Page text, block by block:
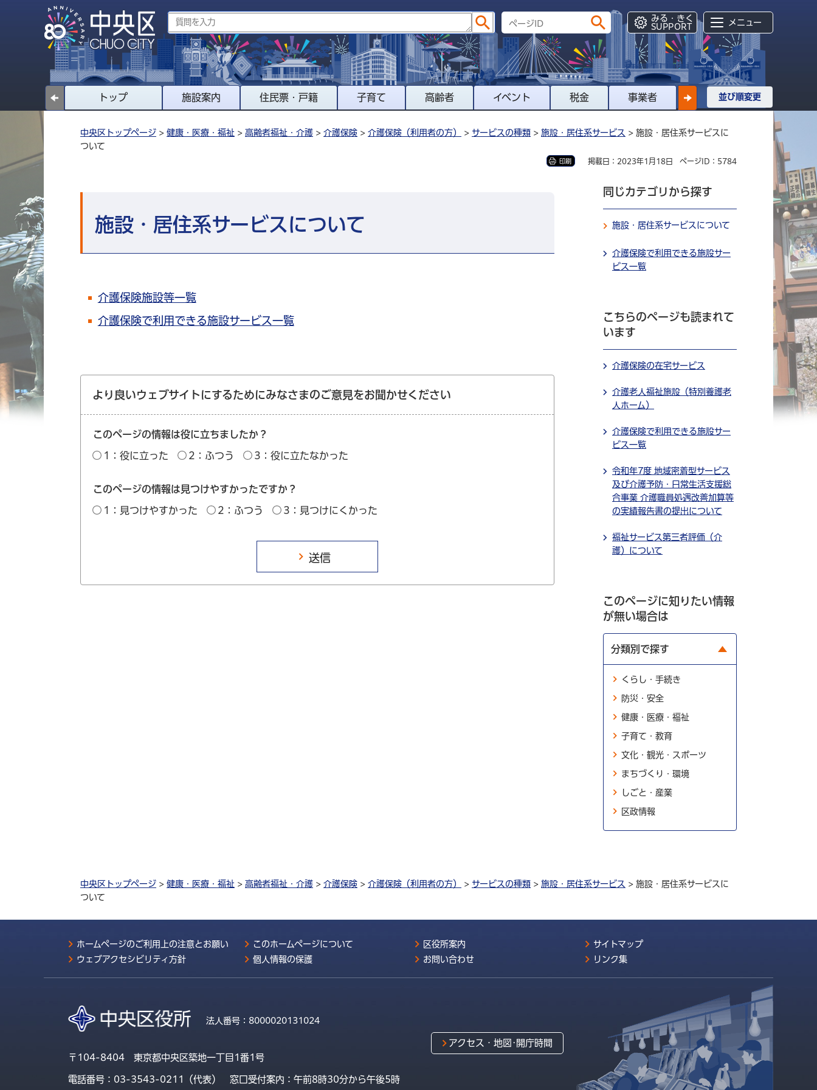
みる・きく
SUPPORT
メニュー
トップ 施設案内 住民票・戸籍 子育て 高齢者 イベント 税金 事業者 並び順変更
中央区トップページ > 健康・医療・福祉 > 高齢者福祉・介護 > 介護保険 > 介護保険（利用者の方） > サービスの種類 > 施設・居住系サービス > 施設・居住系サービスに
ついて
印刷 掲載日：2023年1月18日 ページID：5784
施設・居住系サービスについて
介護保険施設等一覧
介護保険で利用できる施設サービス一覧
より良いウェブサイトにするためにみなさまのご意見をお聞かせください
このページの情報は役に立ちましたか？
1：役に立った 2：ふつう 3：役に立たなかった
このページの情報は見つけやすかったですか？
1：見つけやすかった 2：ふつう 3：見つけにくかった
同じカテゴリから探す
施設・居住系サービスについて
介護保険で利用できる施設サー
ビス一覧
こちらのページも読まれて
います
介護保険の在宅サービス
介護老人福祉施設（特別養護老
人ホーム）
介護保険で利用できる施設サー
ビス一覧
令和年7度 地域密着型サービス
及び介護予防・日常生活支援総
合事業 介護職員処遇改善加算等
の実績報告書の提出について
福祉サービス第三者評価（介
護）について
このページに知りたい情報
が無い場合は
分類別で探す
くらし・手続き
防災・安全
健康・医療・福祉
子育て・教育
文化・観光・スポーツ
まちづくり・環境
しごと・産業
区政情報
中央区トップページ > 健康・医療・福祉 > 高齢者福祉・介護 > 介護保険 > 介護保険（利用者の方） > サービスの種類 > 施設・居住系サービス > 施設・居住系サービスに
ついて
ホームページのご利用上の注意とお願い このホームページについて 区役所案内
サイトマップ
ウェブアクセシビリティ方針
個人情報の保護 お問い合わせ リンク集
法人番号： 8000020131024
〒104-8404 東京都中央区築地一丁目1番1号
電話番号：03-3543-0211（代表） 窓口受付案内：午前8時30分から午後5時
アクセス・地図･開庁時間